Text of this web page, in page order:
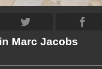
Marc Jacobs